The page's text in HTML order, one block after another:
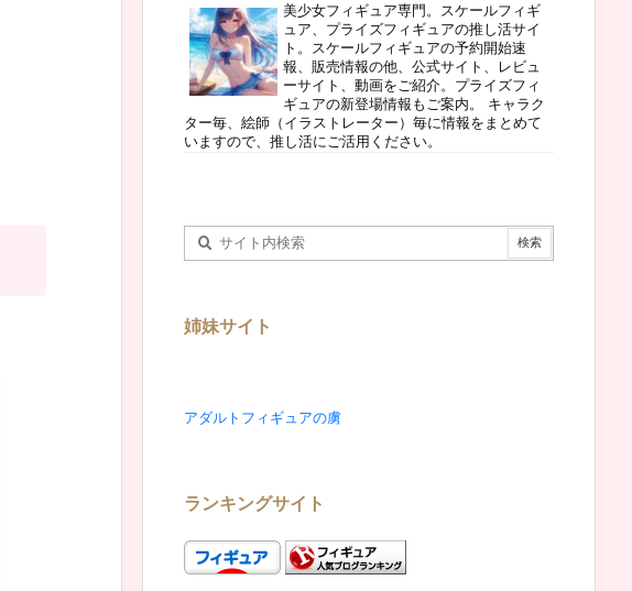
美少女フィギュア専門。スケールフィギ
ュア、プライズフィギュアの推し活サイ
ト。スケールフィギュアの予約開始速
報、販売情報の他、公式サイト、レビュ
ーサイト、動画をご紹介。プライズフィ
ギュアの新登場情報もご案内。 キャラク
ター毎、絵師（イラストレーター）毎に情報をまとめて
いますので、推し活にご活用ください。
姉妹サイト
アダルトフィギュアの虜
ランキングサイト